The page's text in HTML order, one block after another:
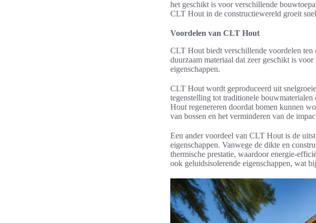
het geschikt is voor verschillende
CLT Hout in de constructiewereld groeit
Voordelen van CLT Hout
CLT Hout biedt verschillende voordelen
duurzaam materiaal dat zeer geschikt is voor
eigenschappen.
CLT Hout wordt geproduceerd uit
tegenstelling tot traditionele
Hout regenereren doordat bomen kunnen
van bossen en het verminderen van de
Een ander voordeel van CLT Hout is de
eigenschappen. Vanwege de dikte en
thermische prestatie, waardoor energie-
ook geluidsisolerende eigenschappen, wat